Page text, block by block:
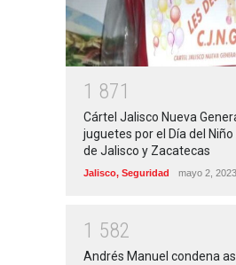
1 871
Cártel Jalisco Nueva
juguetes por el Día del
de Jalisco y Zacatecas
Jalisco, Seguridad mayo 2, 2023
1 582
Andrés Manuel condena